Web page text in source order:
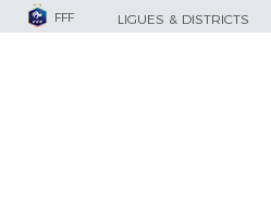
FFF LIGUES & DISTRICTS